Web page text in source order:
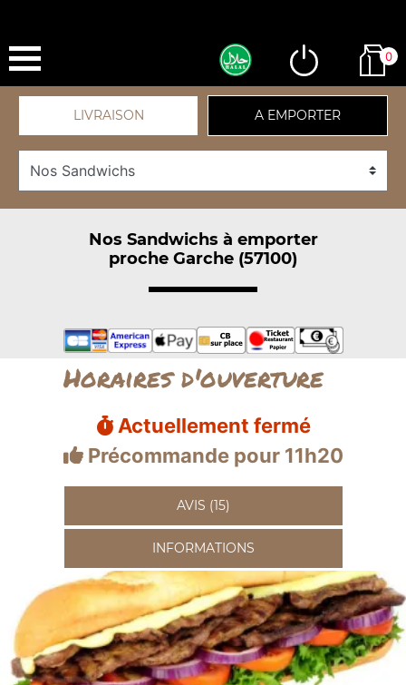
0
LIVRAISON A EMPORTER
Nos Sandwichs à emporter
proche Garche (57100)
Horaires d'ouverture
Actuellement fermé
Précommande pour 11h20
AVIS (15)
INFORMATIONS